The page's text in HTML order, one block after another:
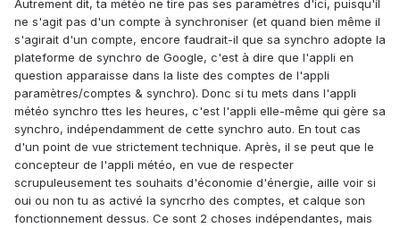
Autrement dit, ta météo ne tire pas ses paramètres d'ici, puisqu'il
ne s'agit pas d'un compte à synchroniser (et quand bien même il
s'agirait d'un compte, encore faudrait-il que sa synchro adopte la
plateforme de synchro de Google, c'est à dire que l'appli en
question apparaisse dans la liste des comptes de l'appli
paramètres/comptes & synchro). Donc si tu mets dans l'appli
météo synchro ttes les heures, c'est l'appli elle-même qui gère sa
synchro, indépendamment de cette synchro auto. En tout cas
d'un point de vue strictement technique. Après, il se peut que le
concepteur de l'appli météo, en vue de respecter
scrupuleusement tes souhaits d'économie d'énergie, aille voir si
oui ou non tu as activé la syncrho des comptes, et calque son
fonctionnement dessus. Ce sont 2 choses indépendantes, mais